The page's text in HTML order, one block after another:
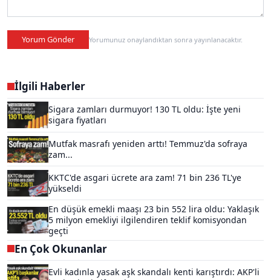
Yorum Gönder Yorumunuz onaylandıktan sonra yayınlanacaktır.
İlgili Haberler
Sigara zamları durmuyor! 130 TL oldu: İşte yeni
sigara fiyatları
Mutfak masrafı yeniden arttı! Temmuz'da sofraya
zam...
KKTC'de asgari ücrete ara zam! 71 bin 236 TL'ye
yükseldi
En düşük emekli maaşı 23 bin 552 lira oldu: Yaklaşık
5 milyon emekliyi ilgilendiren teklif komisyondan
geçti
En Çok Okunanlar
Evli kadınla yasak aşk skandalı kenti karıştırdı: AKP'li